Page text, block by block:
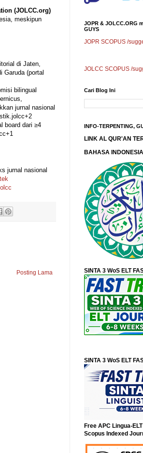
(JOLCC.org)
meskipun
di Jaten,
Garuda (portal
bilingual
jurnal nasional
jolcc+2
board dari ≥4
+1
jurnal nasional
Posting Lama
JOPR & JOLCC.ORG
GUYS
JOPR SCOPUS /
JOLCC SCOPUS /
Cari Blog Ini
INFO-TERPENTING,
LINK AL QUR'AN
BAHASA INDONESIA
SINTA 3 WoS ELT
SINTA 3 WoS ELT
Free APC Lingua-ELT
Scopus Indexed